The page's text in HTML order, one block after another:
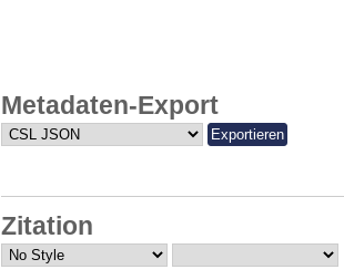
Metadaten-Export
Zitation